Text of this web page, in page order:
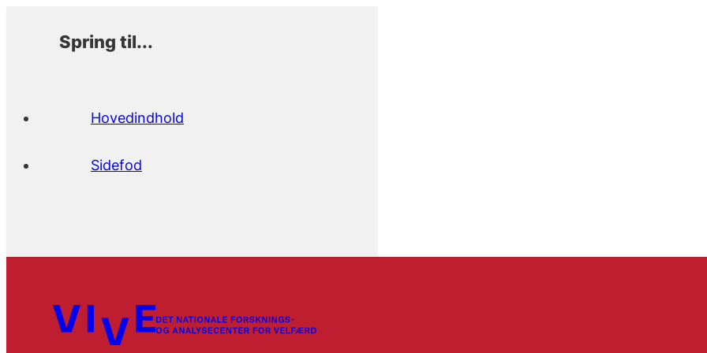
Spring til...
Hovedindhold
Sidefod